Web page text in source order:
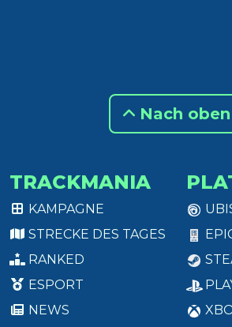
Nach oben
TRACKMANIA
KAMPAGNE
STRECKE DES TAGES
RANKED
ESPORT
NEWS